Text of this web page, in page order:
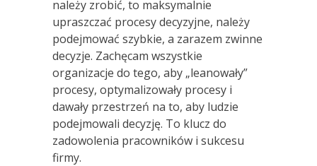
należy zrobić, to maksymalnie
upraszczać procesy decyzyjne, należy
podejmować szybkie, a zarazem zwinne
decyzje. Zachęcam wszystkie
organizacje do tego, aby „leanowały”
procesy, optymalizowały procesy i
dawały przestrzeń na to, aby ludzie
podejmowali decyzję. To klucz do
zadowolenia pracowników i sukcesu
firmy.